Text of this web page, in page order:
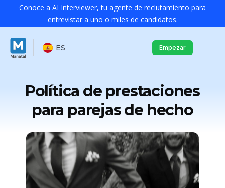
Conoce a AI Interviewer, tu agente de reclutamiento para
entrevistar a uno o miles de candidatos.
ES Empezar
Política de prestaciones
para parejas de hecho